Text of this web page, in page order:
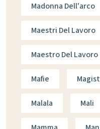
Madonna Dell'arco
Maestri Del Lavoro
Maestro Del Lavoro
Mafie
Malala Mali